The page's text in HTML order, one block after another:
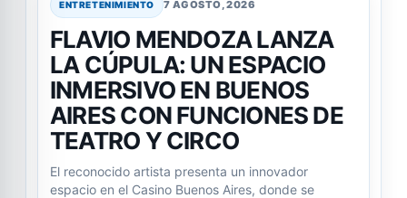
ENTRETENIMIENTO 7 AGOSTO, 2026
FLAVIO MENDOZA LANZA
LA CÚPULA: UN ESPACIO
INMERSIVO EN BUENOS
AIRES CON FUNCIONES DE
TEATRO Y CIRCO
El reconocido artista presenta un innovador
espacio en el Casino Buenos Aires, donde se